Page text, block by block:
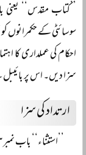
’’کتاب مقدس‘‘ یعنی
سوسائٹی کے حکمرانوں
احکام کی عملداری کا
سزا دیں۔ اس پر
ارتداد کی سزا
’’استثناء‘‘ باب نمبر ۱۳ آیت ۲ تا ۱۱ میں یہ حکم دیا گیا ہے کہ